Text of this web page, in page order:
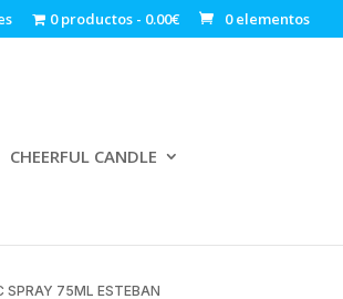
0 productos 0.00€ 0 elementos
CHEERFUL CANDLE
SPRAY 75ML ESTEBAN